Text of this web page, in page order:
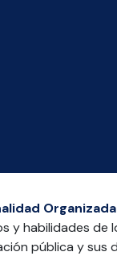
Organizada
y habilidades de
pública y sus